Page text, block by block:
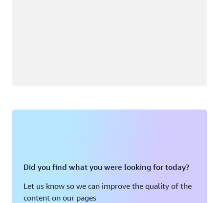
Did you find what you were looking for today?
Let us know so we can improve the quality of the
content on our pages